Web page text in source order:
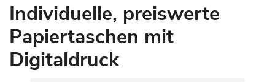
Individuelle, preiswerte
Papiertaschen mit
Digitaldruck